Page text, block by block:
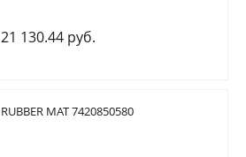
21 130.44 руб.
RUBBER MAT 7420850580